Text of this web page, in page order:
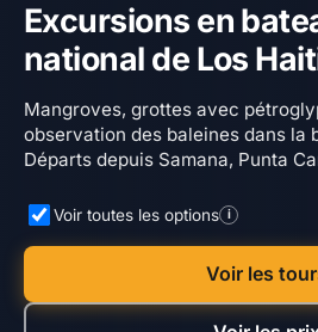
Excursions en
national de Los
Mangroves, grottes avec
observation des baleines dans la
Départs depuis Samana, Punta
Voir toutes les options i
Voir les